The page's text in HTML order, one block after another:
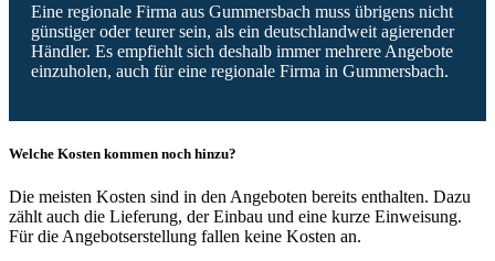
Eine regionale Firma aus Gummersbach muss übrigens nicht
günstiger oder teurer sein, als ein deutschlandweit agierender
Händler. Es empfiehlt sich deshalb immer mehrere Angebote
einzuholen, auch für eine regionale Firma in Gummersbach.
Welche Kosten kommen noch hinzu?
Die meisten Kosten sind in den Angeboten bereits enthalten. Dazu
zählt auch die Lieferung, der Einbau und eine kurze Einweisung.
Für die Angebotserstellung fallen keine Kosten an.